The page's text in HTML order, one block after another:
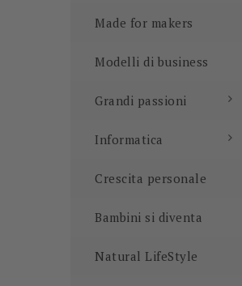
Made for makers
Modelli di business
Grandi passioni
Informatica
Crescita personale
Bambini si diventa
Natural LifeStyle